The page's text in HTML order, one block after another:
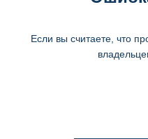
Если вы считаете, что